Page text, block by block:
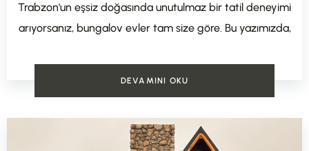
Trabzon'un eşsiz doğasında unutulmaz bir tatil deneyimi
arıyorsanız, bungalov evler tam size göre. Bu yazımızda,
DEVAMINI OKU